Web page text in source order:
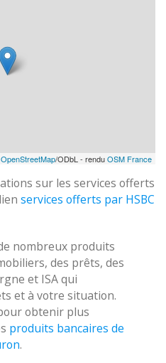
OpenStreetMap/ODbL - renduOSM France
sur les services offerts
services offerts par HSBC
nombreux produits
des prêts, des
et ISA qui
et à votre situation.
obtenir plus
produits bancaires de
.